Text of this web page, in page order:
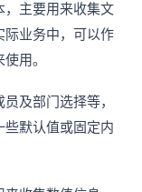
，主要用来收集文
际业务中，可以作
用。
及部门选择等，
默认值或固定内